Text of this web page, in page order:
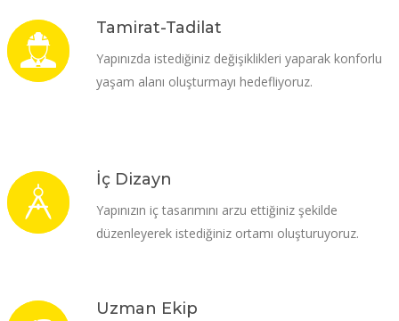
Tamirat-Tadilat
Yapınızda istediğiniz değişiklikleri yaparak konforlu
yaşam alanı oluşturmayı hedefliyoruz.
İç Dizayn
Yapınızın iç tasarımını arzu ettiğiniz şekilde
düzenleyerek istediğiniz ortamı oluşturuyoruz.
Uzman Ekip